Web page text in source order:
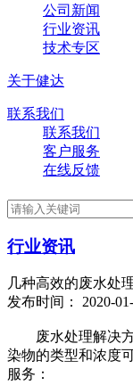
公司新闻
行业资讯
技术专区
关于健达
联系我们
联系我们
客户服务
在线反馈
行业资讯
几种高效的废水处
发布时间： 2020-
废水处理解决方
染物的类型和浓度
服务：